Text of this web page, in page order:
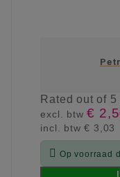
Ratedout of 5
excl. btw€
incl. btw€ 3,03
 Op voorraad